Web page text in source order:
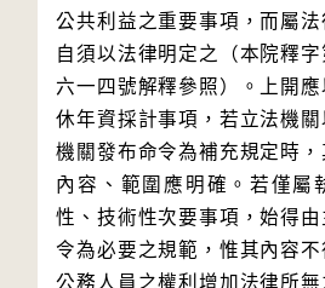
公共利益之重要事項，而屬法
自須以法律明定之（本院釋
六一四號解釋參照）。上開
休年資採計事項，若立法機
機關發布命令為補充規定時，
內容、範圍應明確。若僅屬
性、技術性次要事項，始得
令為必要之規範，惟其內容
公務人員之權利增加法律所